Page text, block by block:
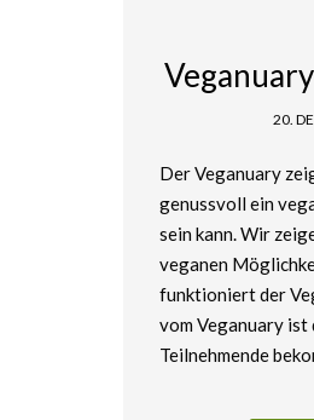
20.
Der Veganuary
genussvoll ein
sein kann. Wir
veganen
funktioniert der
vom Veganuary ist
Teilnehmende